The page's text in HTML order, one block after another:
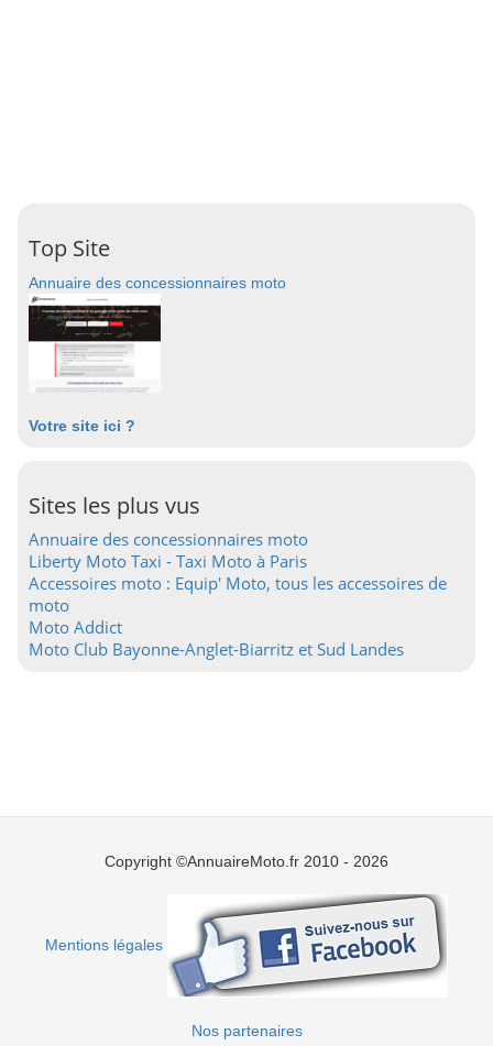
Top Site
Annuaire des concessionnaires moto
Votre site ici ?
Sites les plus vus
Annuaire des concessionnaires moto
Liberty Moto Taxi - Taxi Moto à Paris
Accessoires moto : Equip' Moto, tous les accessoires de
moto
Moto Addict
Moto Club Bayonne-Anglet-Biarritz et Sud Landes
Copyright ©AnnuaireMoto.fr 2010 - 2026
Mentions légales
Nos partenaires